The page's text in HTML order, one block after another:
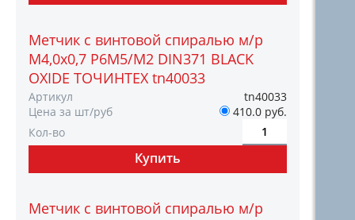
Метчик с винтовой спиралью м/р
М4,0х0,7 Р6М5/М2 DIN371 BLACK
OXIDE ТОЧИНТЕХ tn40033
Артикул
tn40033
Цена за шт/руб
410.0 руб.
Кол-во
Метчик с винтовой спиралью м/р